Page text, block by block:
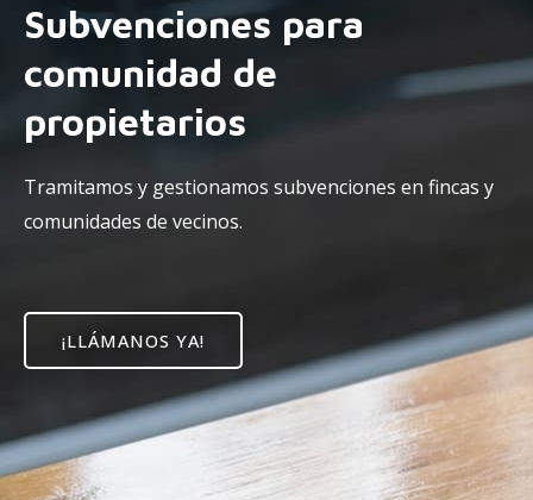
Subvenciones para
comunidad de
propietarios
Tramitamos y gestionamos subvenciones en fincas y
comunidades de vecinos.
¡LLÁMANOS YA!